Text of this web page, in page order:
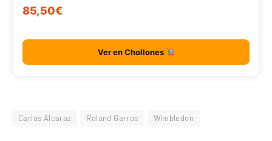
85,50€
Ver en Chollones
Carlos Alcaraz Roland Garros Wimbledon